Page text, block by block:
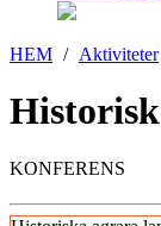
HEM / Aktiviteter
KONFERENS